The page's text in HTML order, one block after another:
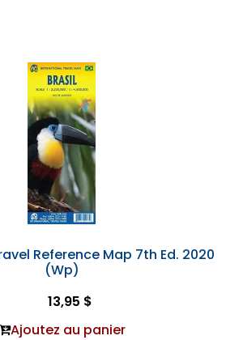
Reference Map 7th Ed. 2020
(Wp)
13,95 $
Ajoutez au panier